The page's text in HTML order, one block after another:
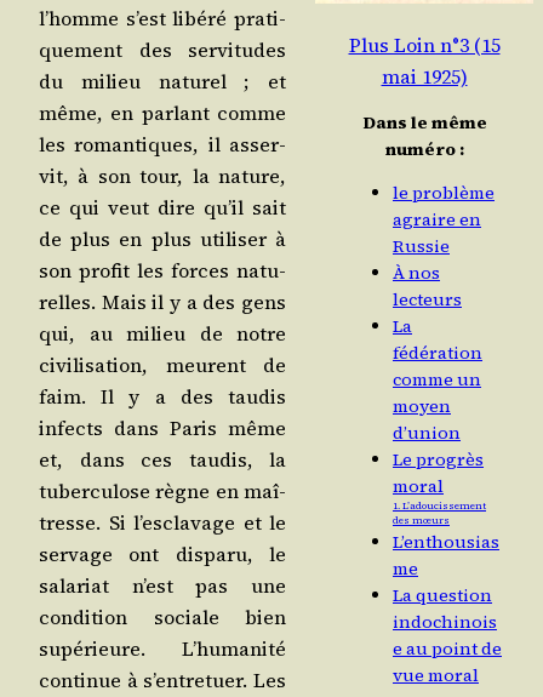
l’homme s’est libé­ré pra­ti­
que­ment des ser­vi­tudes
du milieu natu­rel ; et
même, en par­lant comme
les roman­tiques, il asser­
vit, à son tour, la nature,
ce qui veut dire qu’il sait
de plus en plus uti­li­ser à
son pro­fit les forces natu­
relles. Mais il y a des gens
qui, au milieu de notre
civi­li­sa­tion, meurent de
faim. Il y a des tau­dis
infects dans Paris même
et, dans ces tau­dis, la
tuber­cu­lose règne en maî­
tresse. Si l’esclavage et le
ser­vage ont dis­pa­ru, le
sala­riat n’est pas une
condi­tion sociale bien
supé­rieure. L’humanité
conti­nue à s’en­tre­tuer. Les
Plus Loin n°3 (15
mai 1925)
Dans le même
numéro :
le problème
agraire en
Russie
À nos
lecteurs
La
fédération
comme un
moyen
d’union
Le progrès
moral
1. L’adoucissement
des mœurs
L’enthousias
me
La question
indochinois
e au point de
vue moral